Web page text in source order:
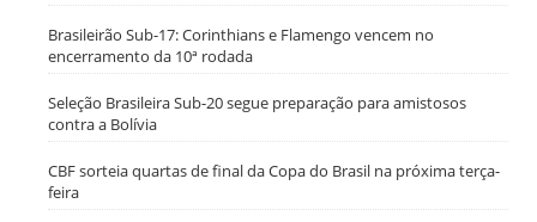
Brasileirão Sub-17: Corinthians e Flamengo vencem no
encerramento da 10ª rodada
Seleção Brasileira Sub-20 segue preparação para amistosos
contra a Bolívia
CBF sorteia quartas de final da Copa do Brasil na próxima terça-
feira